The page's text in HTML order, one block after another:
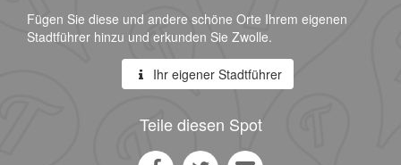
Fügen Sie diese und andere schöne Orte Ihrem eigenen
Stadtführer hinzu und erkunden Sie Zwolle.
Ihr eigener Stadtführer
Teile diesen Spot